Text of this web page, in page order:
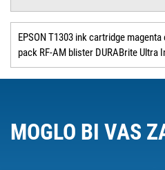
EPSON T1303 ink cartridge
pack RF-AM blister DURABrite Ultra
MOGLO BI VAS